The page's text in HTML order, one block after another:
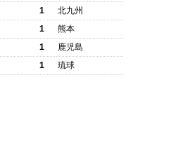
1
北九州
1
熊本
1
鹿児島
1 琉球